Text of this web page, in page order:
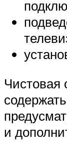
Чистовая
и